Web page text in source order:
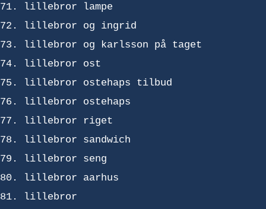
lillebror lampe
lillebror og ingrid
lillebror og karlsson på taget
lillebror ost
lillebror ostehaps tilbud
lillebror ostehaps
lillebror riget
lillebror sandwich
lillebror seng
lillebror aarhus
lillebror